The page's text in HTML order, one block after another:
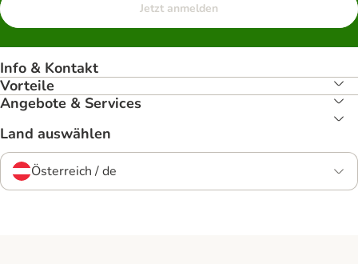
Jetzt anmelden
Info & Kontakt
Vorteile
Angebote & Services
Land auswählen
Österreich / de